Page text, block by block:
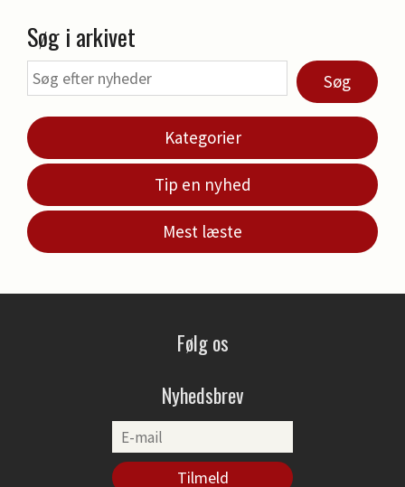
Søg i arkivet
Søg
Kategorier
Tip en nyhed
Mest læste
Følg os
Nyhedsbrev